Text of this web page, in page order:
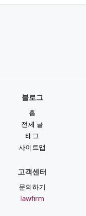
블로그
홈
전체 글
태그
사이트맵
고객센터
문의하기
lawfirm